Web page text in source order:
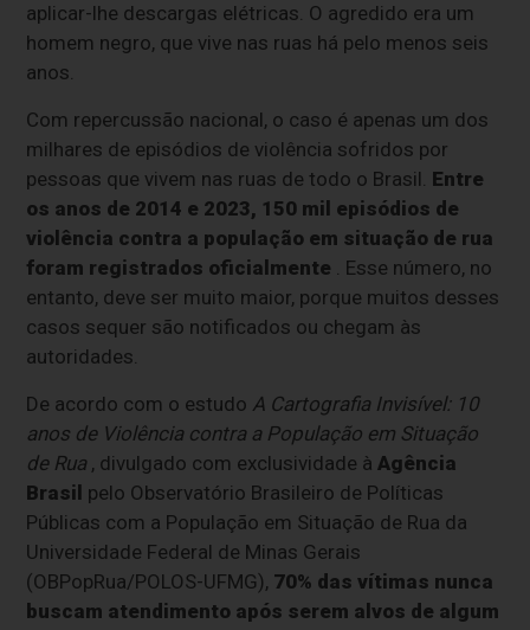
aplicar-lhe descargas elétricas. O agredido era um
homem negro, que vive nas ruas há pelo menos seis
anos.
Com repercussão nacional, o caso é apenas um dos
milhares de episódios de violência sofridos por
pessoas que vivem nas ruas de todo o Brasil. Entre
os anos de 2014 e 2023, 150 mil episódios de
violência contra a população em situação de rua
foram registrados oficialmente . Esse número, no
entanto, deve ser muito maior, porque muitos desses
casos sequer são notificados ou chegam às
autoridades.
De acordo com o estudo A Cartografia Invisível: 10
anos de Violência contra a População em Situação
de Rua , divulgado com exclusividade àAgência
Brasil pelo Observatório Brasileiro de Políticas
Públicas com a População em Situação de Rua da
Universidade Federal de Minas Gerais
(OBPopRua/POLOS-UFMG), 70% das vítimas nunca
buscam atendimento após serem alvos de algum